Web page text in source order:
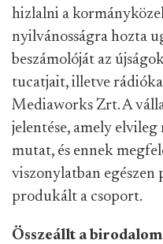
hizlalni a
nyilvánosságra hozta
beszámolóját az
tucatjait, illetve
Mediaworks Zrt. A
jelentése, amely
mutat, és ennek
viszonylatban egészen
produkált a csoport.
Összeállt a birodalom